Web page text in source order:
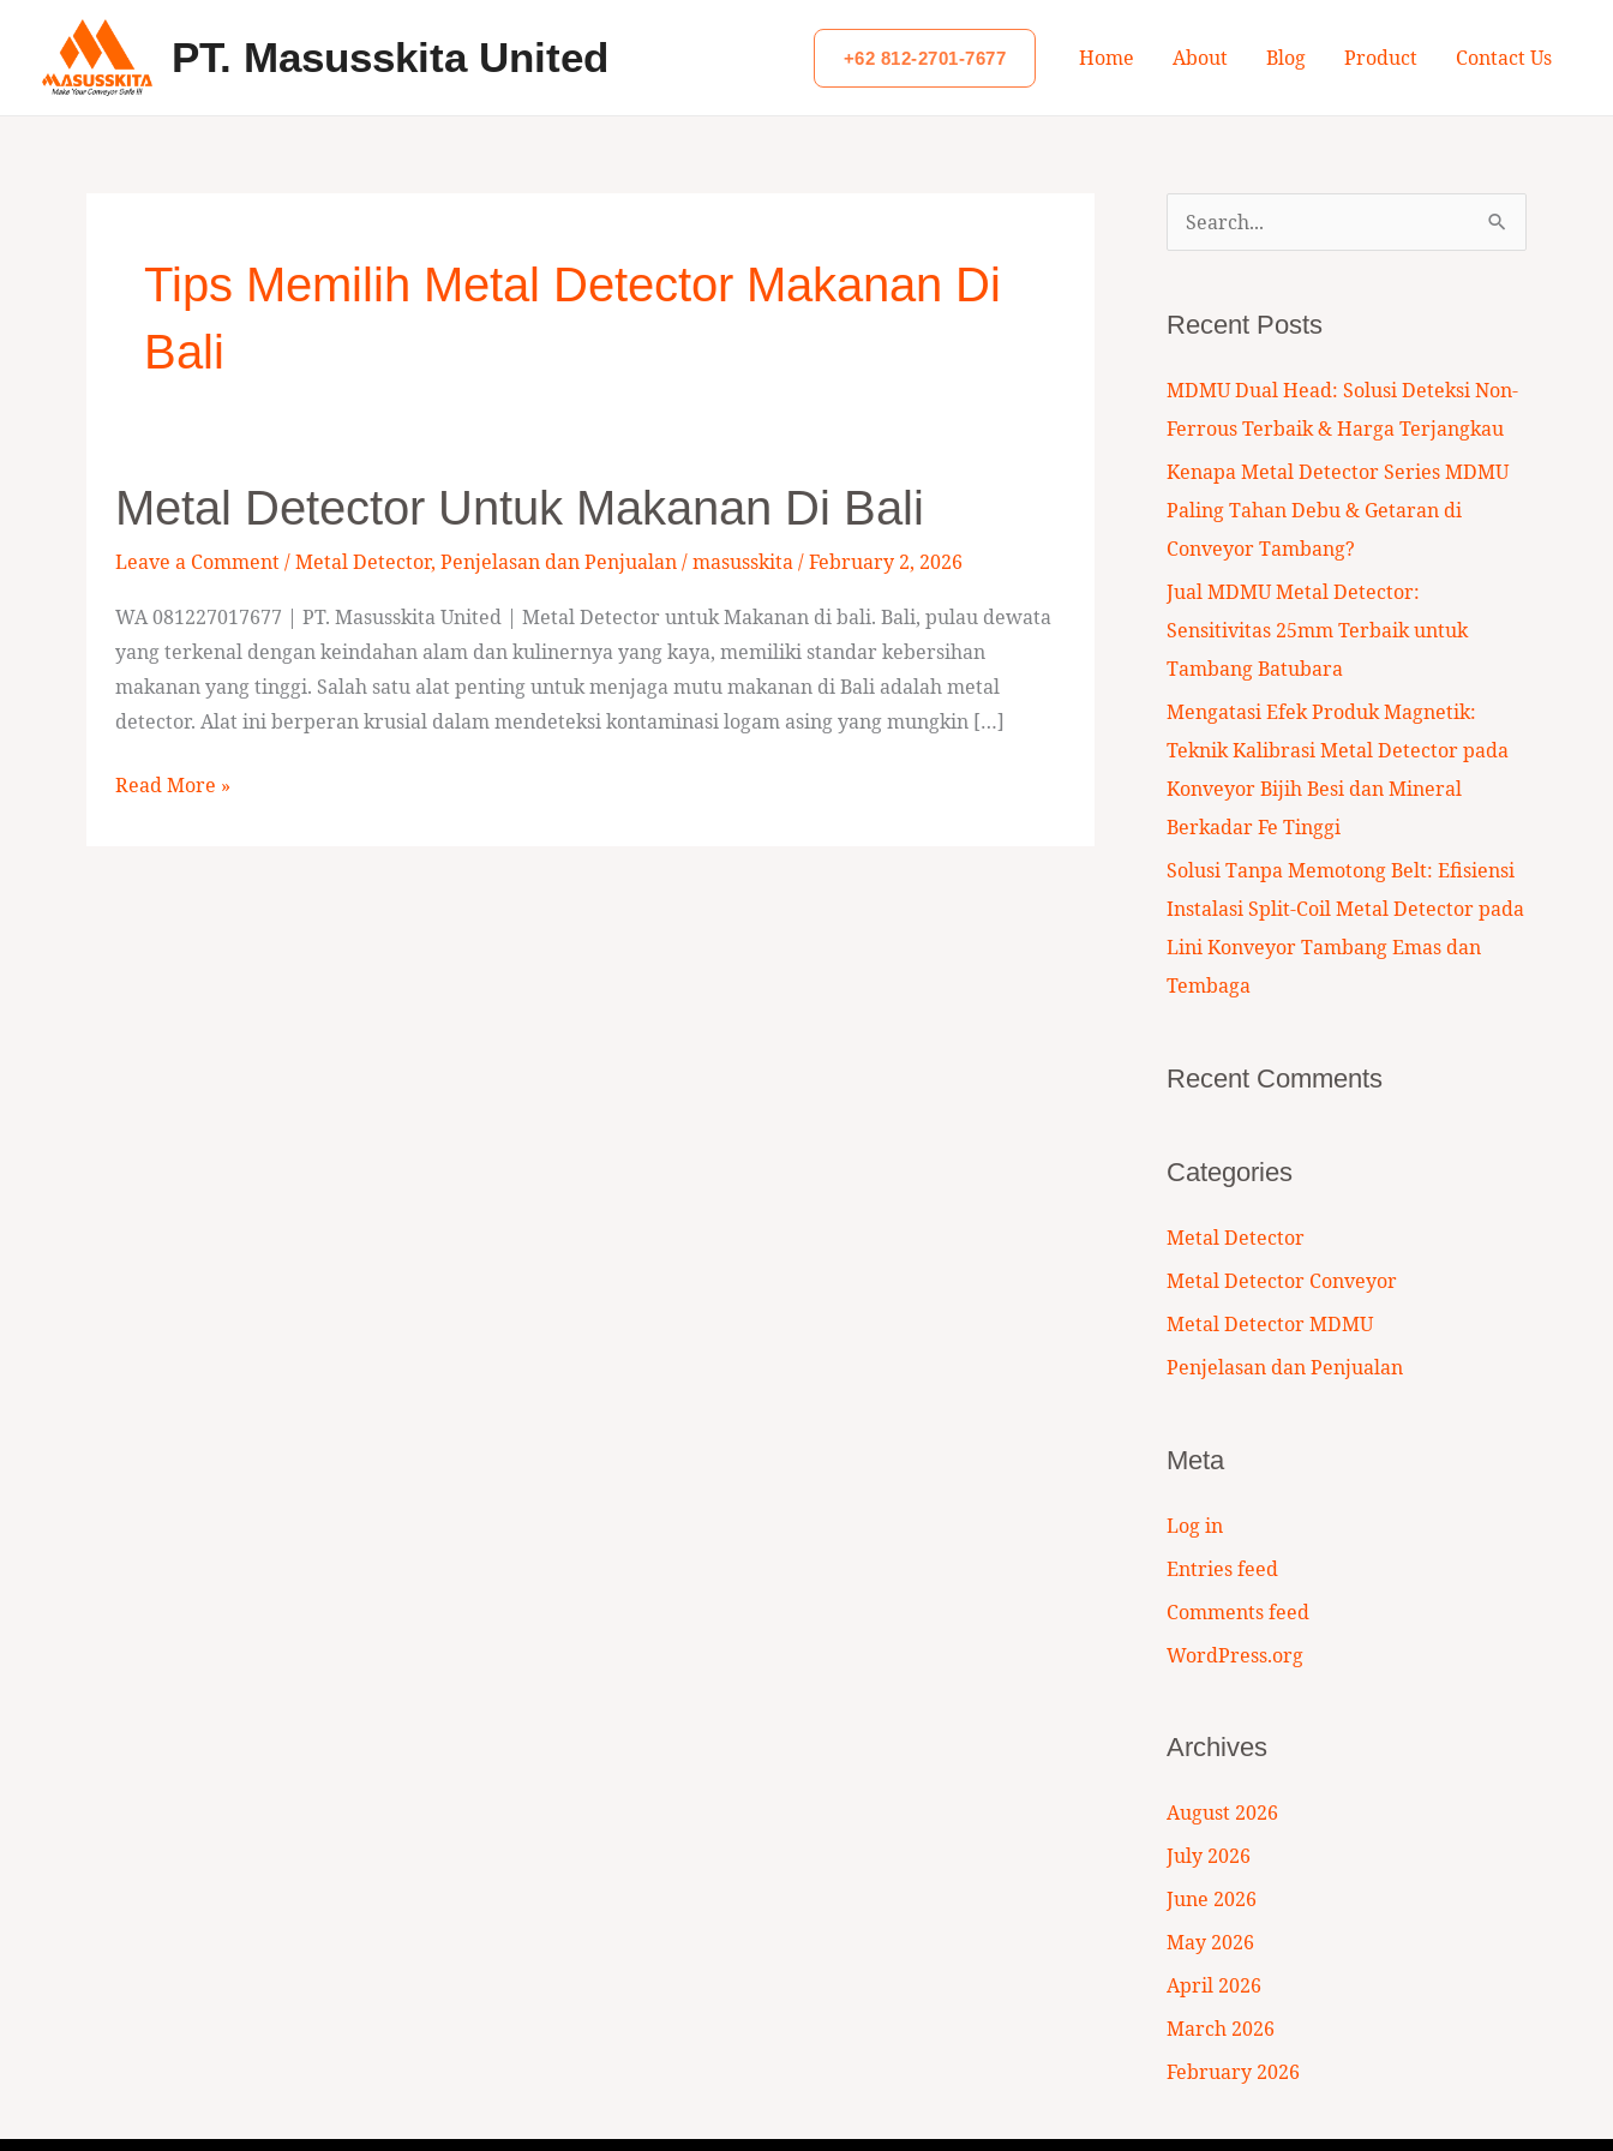
content
PT. Masusskita United +62 812-2701-7677 Home About Blog Product Contact Us
Tips Memilih Metal Detector Makanan Di
Bali
Metal Detector Untuk Makanan Di Bali
Leave a Comment/Metal Detector, Penjelasan dan Penjualan/masusskita/February 2, 2026
WA 081227017677 | PT. Masusskita United | Metal Detector untuk Makanan di bali. Bali, pulau dewata
yang terkenal dengan keindahan alam dan kulinernya yang kaya, memiliki standar kebersihan
makanan yang tinggi. Salah satu alat penting untuk menjaga mutu makanan di Bali adalah metal
detector. Alat ini berperan krusial dalam mendeteksi kontaminasi logam asing yang mungkin […]
Detector
untuk
Makanan
Read More »
r
c
h
Recent Posts
MDMU Dual Head: Solusi Deteksi Non-
Ferrous Terbaik & Harga Terjangkau
Kenapa Metal Detector Series MDMU
Paling Tahan Debu & Getaran di
Conveyor Tambang?
Jual MDMU Metal Detector:
Sensitivitas 25mm Terbaik untuk
Tambang Batubara
Mengatasi Efek Produk Magnetik:
Teknik Kalibrasi Metal Detector pada
Konveyor Bijih Besi dan Mineral
Berkadar Fe Tinggi
Solusi Tanpa Memotong Belt: Efisiensi
Instalasi Split-Coil Metal Detector pada
Lini Konveyor Tambang Emas dan
Tembaga
Recent Comments
Categories
Metal Detector
Metal Detector Conveyor
Metal Detector MDMU
Penjelasan dan Penjualan
Meta
Log in
Entries feed
Comments feed
WordPress.org
Archives
August 2026
July 2026
June 2026
May 2026
April 2026
March 2026
February 2026